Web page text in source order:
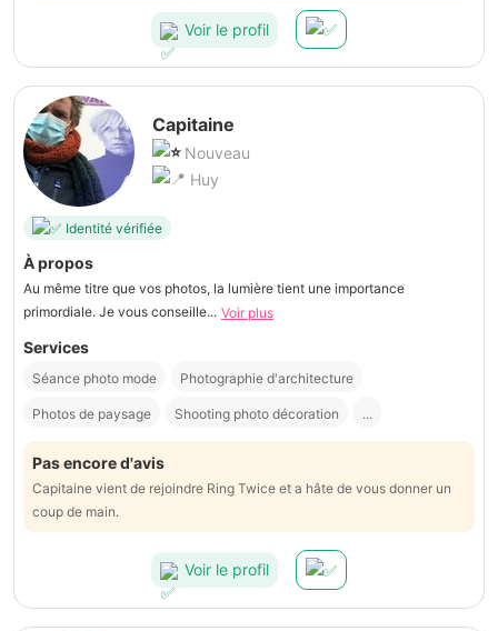
Voir le profil
Capitaine
Nouveau
Huy
Identité vérifiée
À propos
Au même titre que vos photos, la lumière tient une importance
primordiale. Je vous conseille... Voir plus
Services
Séance photo mode Photographie d'architecture
Photos de paysage Shooting photo décoration ...
Pas encore d'avis
Capitaine vient de rejoindre Ring Twice et a hâte de vous donner un
coup de main.
Voir le profil